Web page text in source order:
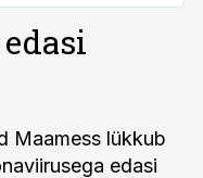
Maamess lükkub
edasi